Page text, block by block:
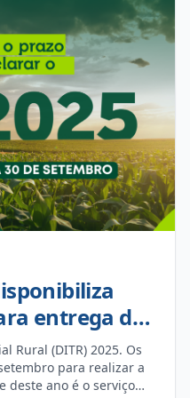
de médio prazo e traçar
de contas dos
esferas da federação;
Um evento
da cultura local,
e agentes culturais do
demandas e
de propostas
município. De acordo
Cardoso, a
foi essencial
da Lei Aldir Blanc sejam
e transparente em
entrega da
Rural (DITR) 2025. Os
para realizar a
deste ano é o serviço